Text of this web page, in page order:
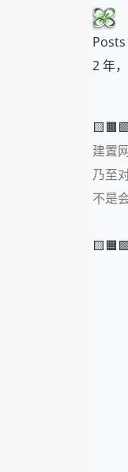
2 年
建置
乃至
不是